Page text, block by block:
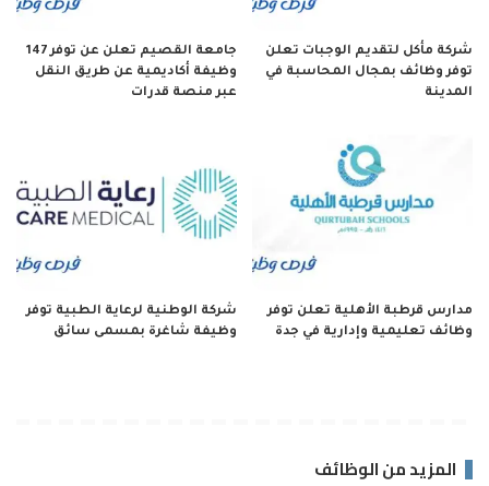
شركة مأكل لتقديم الوجبات تعلن
توفر وظائف بمجال المحاسبة في
المدينة
جامعة القصيم تعلن عن توفر 147
وظيفة أكاديمية عن طريق النقل
عبر منصة قدرات
مدارس قرطبة الأهلية تعلن توفر
وظائف تعليمية وإدارية في جدة
شركة الوطنية لرعاية الطبية توفر
وظيفة شاغرة بمسمى سائق
المزيد من الوظائف